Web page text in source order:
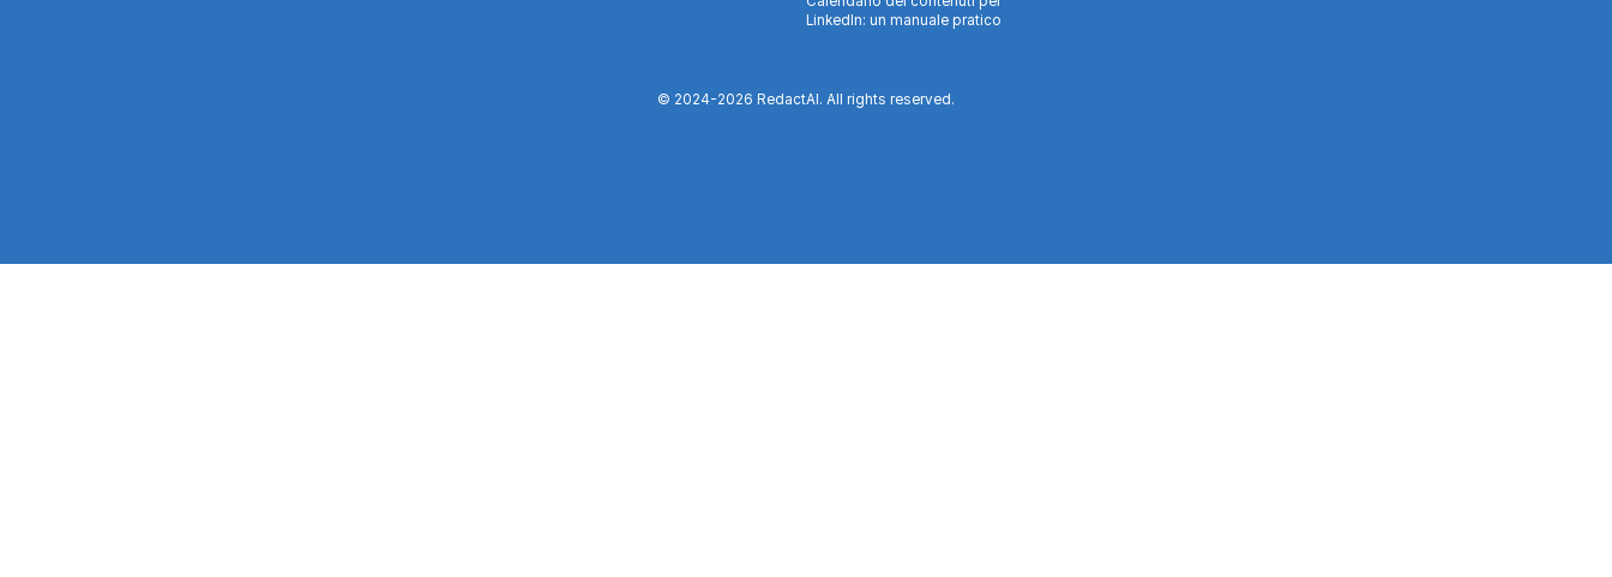
LinkedIn: un manuale pratico
© 2024-2026 RedactAI. All rights reserved.